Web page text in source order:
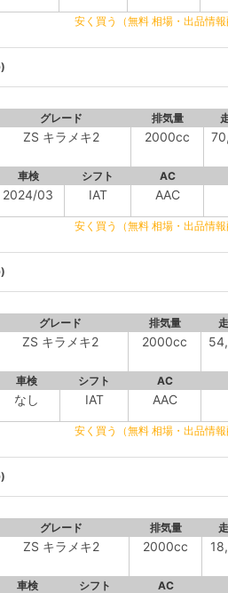
安く買う（無料 相場・出品情報
グレード 排気量
ZS キラメキ2 2000cc
車検 シフト AC
2024/03 IAT AAC
安く買う（無料 相場・出品情報
グレード 排気量
ZS キラメキ2 2000cc
車検 シフト AC
なし IAT AAC
安く買う（無料 相場・出品情報
グレード 排気量
ZS キラメキ2 2000cc
車検 シフト AC